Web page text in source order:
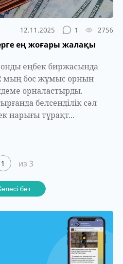
12.11.2025 1 2756
ең жоғары жалақы
еңбек биржасында
мың бос жұмыс орнын
орналастырды.
белсенділік сәл
нарығы тұрақт...
1 из 3
бет